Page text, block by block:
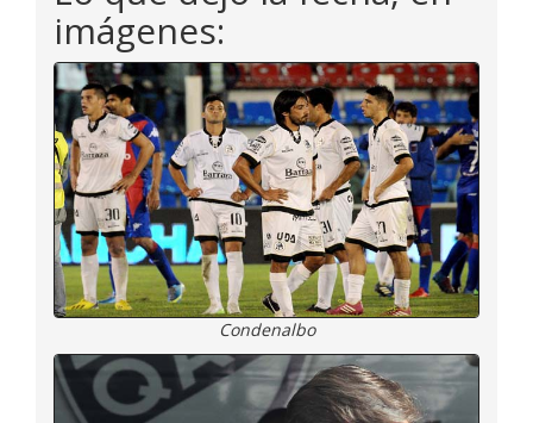
imágenes:
Condenalbo